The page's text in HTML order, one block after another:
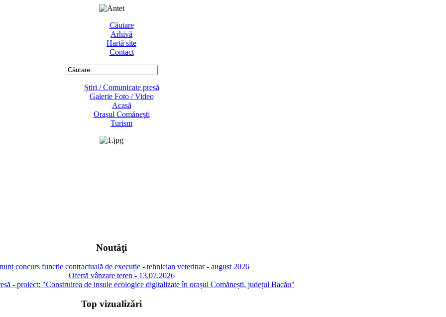
Căutare
Arhivă
Hartă site
Contact
Știri / Comunicate presă
Galerie Foto / Video
Acasă
Oraşul Comăneşti
Turism
Noutăţi
concurs funcție contractuală de execuție - tehnician veterinar - august 2026
Ofertă vânzare teren - 13.07.2026
- proiect: "Construirea de insule ecologice digitalizate în orașul Comănești, județul Bacău"
Top vizualizări